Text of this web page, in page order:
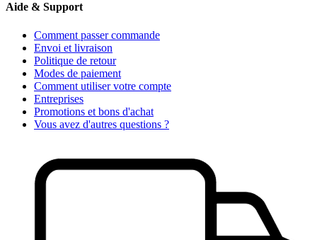
Aide & Support
Comment passer commande
Envoi et livraison
Politique de retour
Modes de paiement
Comment utiliser votre compte
Entreprises
Promotions et bons d'achat
Vous avez d'autres questions ?